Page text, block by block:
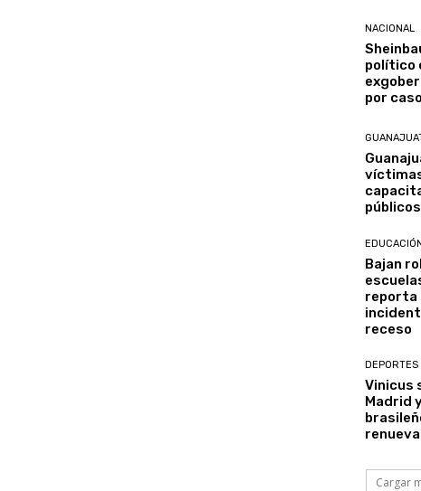
NACIONAL
político
por
públicos
Bajan
reporta
receso
DEPORTES
Vinicus
Madrid
Cargar